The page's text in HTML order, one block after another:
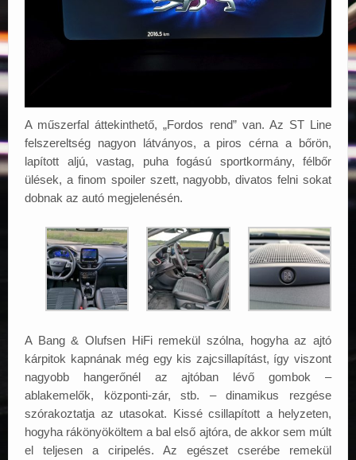
A műszerfal áttekinthető, „Fordos rend” van. Az ST Line
felszereltség nagyon látványos, a piros cérna a bőrön,
lapított aljú, vastag, puha fogású sportkormány, félbőr
ülések, a finom spoiler szett, nagyobb, divatos felni sokat
dobnak az autó megjelenésén.
A Bang & Olufsen HiFi remekül szólna, hogyha az ajtó
kárpitok kapnának még egy kis zajcsillapítást, így viszont
nagyobb hangerőnél az ajtóban lévő gombok –
ablakemelők, központi-zár, stb. – dinamikus rezgése
szórakoztatja az utasokat. Kissé csillapított a helyzeten,
hogyha rákönyököltem a bal első ajtóra, de akkor sem múlt
el teljesen a ciripelés. Az egészet cserébe remekül